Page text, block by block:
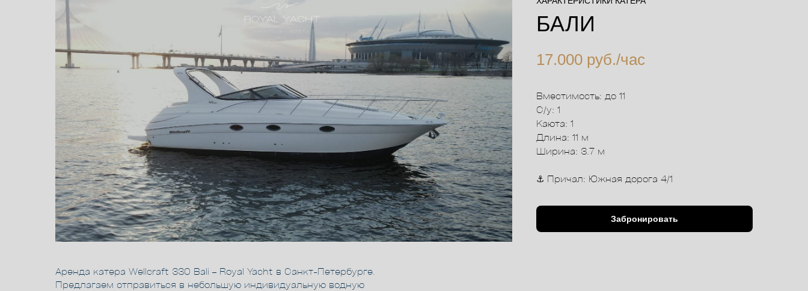
БАЛИ
17.000 руб./час
Вместимость: до 11
С/у: 1
Каюта: 1
Длина: 11 м
Ширина: 3.7 м
⚓️ Причал: Южная дорога 4/1
Забронировать
Аренда катера Wellcraft 330 Bali – Royal Yacht в Санкт-Петербурге.
Предлагаем отправиться в небольшую индивидуальную водную